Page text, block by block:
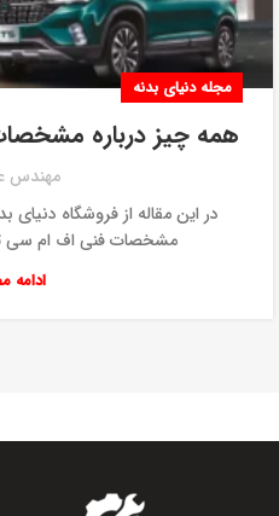
مجله دنیای بدنه
همه‌ چیز درباره
مهندس
در این مقاله از فروشگاه
مشخصات فنی اف ام سی تی۵ می پردازیم.
ادامه